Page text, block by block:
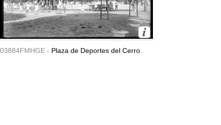
03884FMHGE - Plaza de Deportes del Cerro.